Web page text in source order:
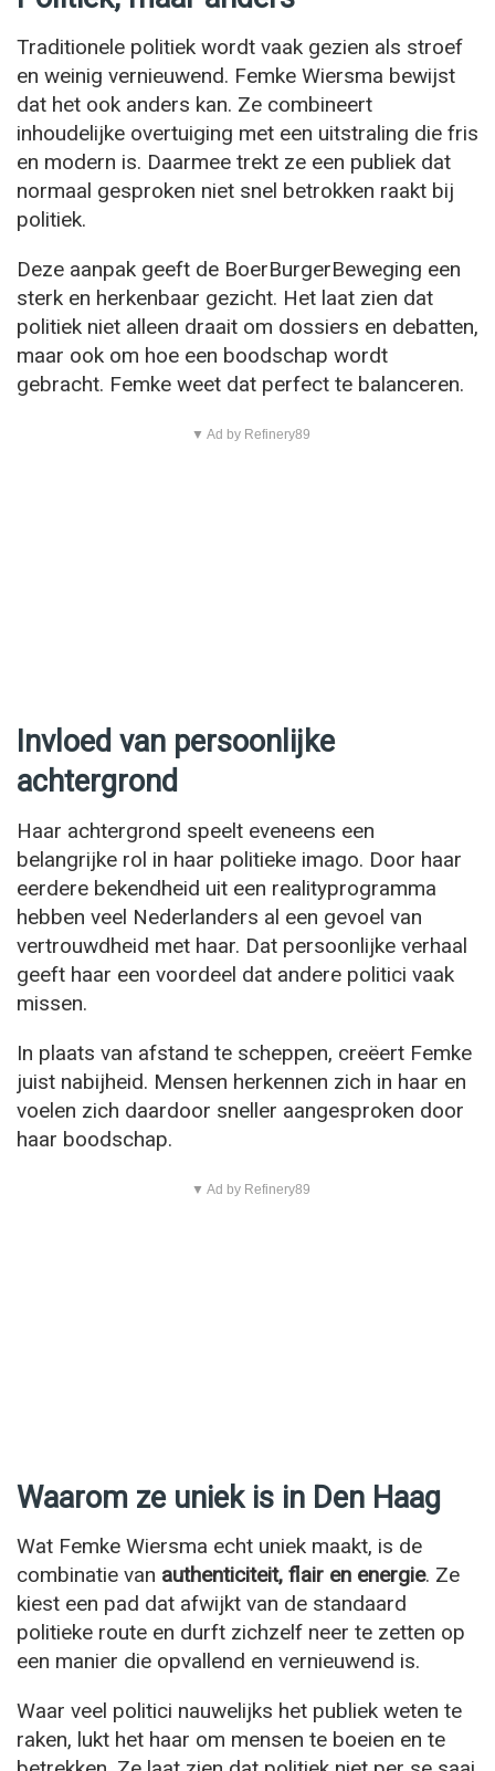
Traditionele politiek wordt vaak gezien als stroef
en weinig vernieuwend. Femke Wiersma bewijst
dat het ook anders kan. Ze combineert
inhoudelijke overtuiging met een uitstraling die fris
en modern is. Daarmee trekt ze een publiek dat
normaal gesproken niet snel betrokken raakt bij
politiek.
Deze aanpak geeft de BoerBurgerBeweging een
sterk en herkenbaar gezicht. Het laat zien dat
politiek niet alleen draait om dossiers en debatten,
maar ook om hoe een boodschap wordt
gebracht. Femke weet dat perfect te balanceren.
▼ Ad by Refinery89
Invloed van persoonlijke
achtergrond
Haar achtergrond speelt eveneens een
belangrijke rol in haar politieke imago. Door haar
eerdere bekendheid uit een realityprogramma
hebben veel Nederlanders al een gevoel van
vertrouwdheid met haar. Dat persoonlijke verhaal
geeft haar een voordeel dat andere politici vaak
missen.
In plaats van afstand te scheppen, creëert Femke
juist nabijheid. Mensen herkennen zich in haar en
voelen zich daardoor sneller aangesproken door
haar boodschap.
▼ Ad by Refinery89
Waarom ze uniek is in Den Haag
Wat Femke Wiersma echt uniek maakt, is de
combinatie van authenticiteit, flair en energie. Ze
kiest een pad dat afwijkt van de standaard
politieke route en durft zichzelf neer te zetten op
een manier die opvallend en vernieuwend is.
Waar veel politici nauwelijks het publiek weten te
raken, lukt het haar om mensen te boeien en te